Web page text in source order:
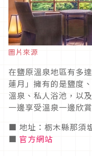
圖片來源
在鹽原溫泉地區有多
蓮月」擁有的是鹽度
溫泉、私人浴池，以
一邊享受溫泉一邊欣
■ 地址：栃木縣那須
■ 官方網站